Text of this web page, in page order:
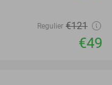
Regulier €121
€49